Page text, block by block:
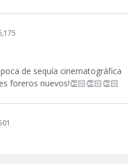
de sequía cinematográfica
foreros nuevos!👏🏻👏🏻👏🏻